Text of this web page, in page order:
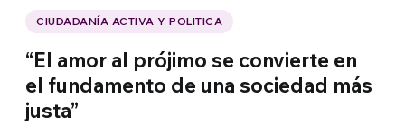
CIUDADANÍA ACTIVA Y POLITICA
“El amor al prójimo se convierte en
el fundamento de una sociedad más
justa”